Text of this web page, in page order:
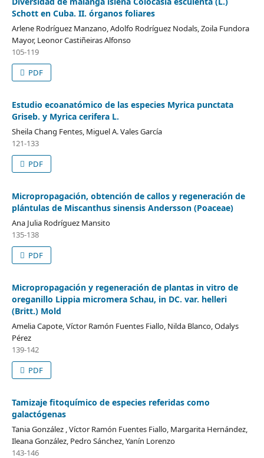
Schott en Cuba. II. órganos foliares
Arlene Rodríguez Manzano, Adolfo Rodríguez Nodals, Zoila Fundora
Mayor, Leonor Castiñeiras Alfonso
105-119
PDF
Estudio ecoanatómico de las especies Myrica punctata
Griseb. y Myrica cerifera L.
Sheila Chang Fentes, Miguel A. Vales García
121-133
PDF
Micropropagación, obtención de callos y regeneración de
plántulas de Miscanthus sinensis Andersson (Poaceae)
Ana Julia Rodríguez Mansito
135-138
PDF
Micropropagación y regeneración de plantas in vitro de
oreganillo Lippia micromera Schau, in DC. var. helleri
(Britt.) Mold
Amelia Capote, Víctor Ramón Fuentes Fiallo, Nilda Blanco, Odalys
Pérez
139-142
PDF
Tamizaje fitoquímico de especies referidas como
galactógenas
Tania González , Víctor Ramón Fuentes Fiallo, Margarita Hernández,
Ileana González, Pedro Sánchez, Yanín Lorenzo
143-146